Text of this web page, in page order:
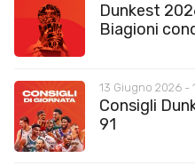
Dunkest
Biagioni
13 Giugno 2026 -
Consigli
91